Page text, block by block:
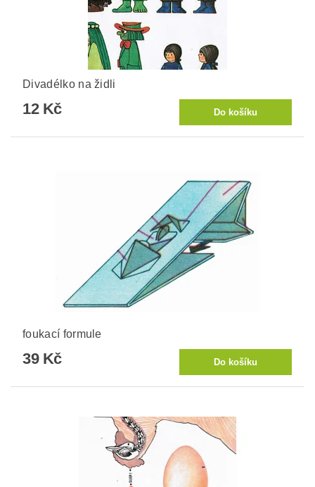
Divadélko na židli
12 Kč
foukací formule
39 Kč